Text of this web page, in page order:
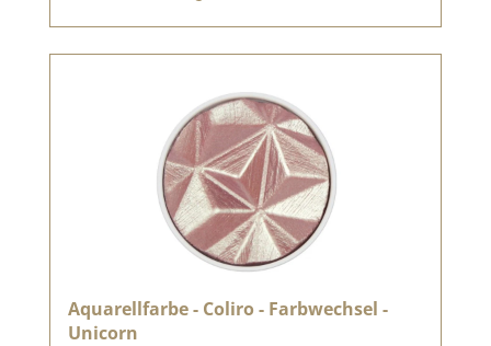
Aquarellfarbe - Coliro - Farbwechsel -
Unicorn